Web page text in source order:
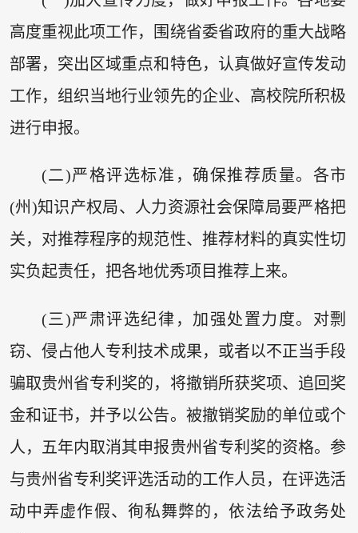
高度重视此项工作，围绕省委省政府的重大战略
部署，突出区域重点和特色，认真做好宣传发动
工作，组织当地行业领先的企业、高校院所积极
进行申报。
(二)严格评选标准，确保推荐质量。各市
(州)知识产权局、人力资源社会保障局要严格把
关，对推荐程序的规范性、推荐材料的真实性切
实负起责任，把各地优秀项目推荐上来。
(三)严肃评选纪律，加强处置力度。对剽
窃、侵占他人专利技术成果，或者以不正当手段
骗取贵州省专利奖的，将撤销所获奖项、追回奖
金和证书，并予以公告。被撤销奖励的单位或个
人，五年内取消其申报贵州省专利奖的资格。参
与贵州省专利奖评选活动的工作人员，在评选活
动中弄虚作假、徇私舞弊的，依法给予政务处